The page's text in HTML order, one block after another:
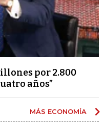
por 2.800
años”
MÁS ECONOMÍA